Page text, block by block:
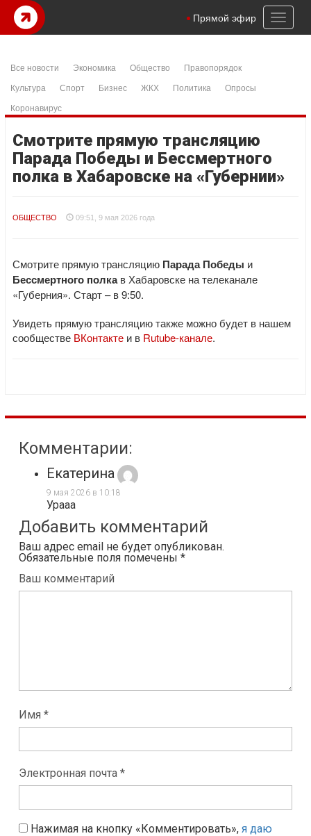
Toggle
Прямой эфир
Все новости Экономика Общество
Правопорядок
Культура
Спорт Бизнес ЖКХ Политика
Опросы
Коронавирус
Смотрите прямую трансляцию
Парада Победы и Бессмертного
полка в Хабаровске на «Губернии»
ОБЩЕСТВО 09:51, 9 мая 2026 года
Смотрите прямую трансляцию Парада Победы и
Бессмертного полкав Хабаровске на телеканале
«Губерния». Старт – в 9:50.
Увидеть прямую трансляцию также можно будет в нашем
сообществе ВКонтакте и в Rutube-канале.
Комментарии:
Екатерина
9 мая 2026 в 10:18
Урааа
Добавить комментарий
Ваш адрес email не будет опубликован.
Обязательные поля помечены *
Ваш комментарий
Имя *
Электронная почта *
Нажимая на кнопку «Комментировать», я даю